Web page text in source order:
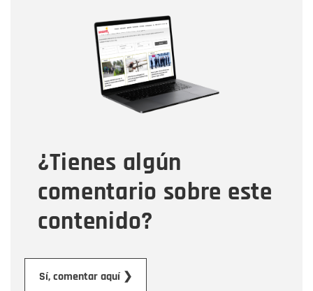
¿Tienes algún
comentario sobre este
contenido?
Sí, comentar aquí ❯
Correo electrónico
Tipo de comentario
Mensaje